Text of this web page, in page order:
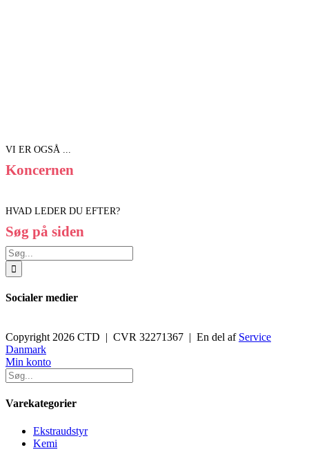
VI ER OGSÅ ...
Koncernen
HVAD LEDER DU EFTER?
Søg på siden
Søg
efter:
Socialer medier
Copyright 2026 CTD | CVR 32271367 | En del af Service
Danmark
Toggle
Sliding
Bar
Area
Min konto
Varekategorier
Ekstraudstyr
Kemi